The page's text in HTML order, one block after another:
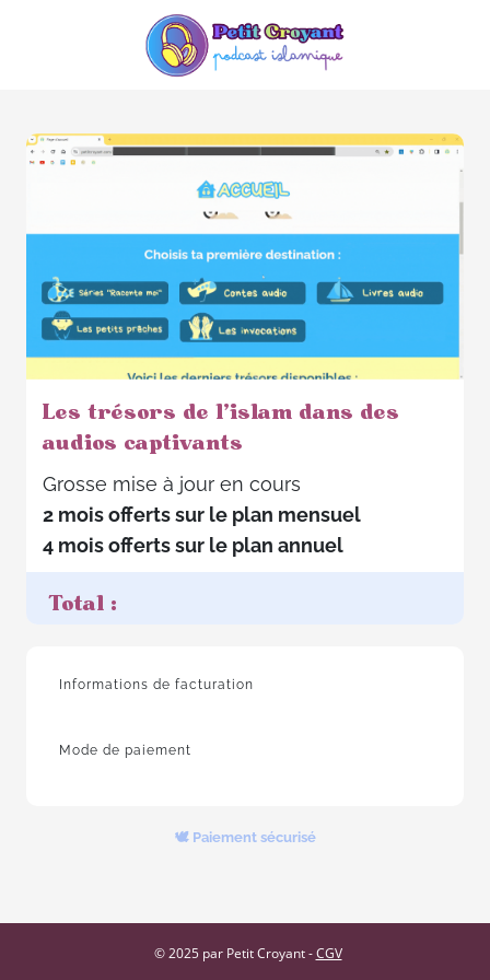
Informations de facturation
Mode de paiement
🕊 Paiement sécurisé
Les trésors de l'islam dans des
audios captivants
Grosse mise à jour en cours
2 mois offerts sur le plan mensuel
4 mois offerts sur le plan annuel
Total :
© 2025 par Petit Croyant -CGV